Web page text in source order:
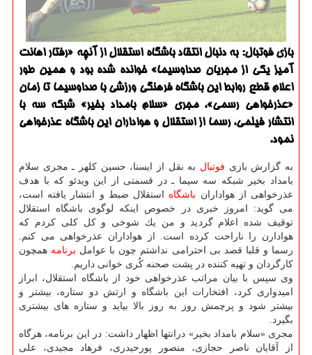
بازی فوتبال: به دنبال انتقاد باشگاه استقلال از آنچه «رفتار اهانت
آمیز یكی از مجریان صداوسیما» خوانده شده بود و همین طور
اعلام قطع روابط این باشگاه فرهنگی ورزشی با صداوسیما تا زمان
«عذرخواهی رسمی»، مجری «سلام بامداد بخیر» شبكه سه با
انتشار فیلمی، رسما از استقلال و هواداران این باشگاه عذرخواهی
نمود.
به گزارش بازی فوتبال به نقل از ایسنا، حسین كلهر ـ مجری سلام
بامداد بخیر شبكه سه سیما ـ در قسمتی از این ویدئو كه با هدف
عذرخواهی از هواداران باشگاه استقلال ضبط و انتشار یافته است،
می گوید: امروز خبری در خصوص اینكه لوگوی باشگاه استقلال
توقیف شده اعلام گردید و من یك شوخی و كل كلی كردم كه
هوادارن را ناراحت كرده است. از هواداران عذرخواهی می كنم.
رسما و قلبا قصد بی احترامی نداشتم چون با عوامل برنامه همچون
كارگردان و تهیه كننده در پشت صحنه كُری خوانی داریم.
وی سپس با بیان مراتب عذرخواهی خود از باشگاه استقلال، ابراز
امیدواری كرد، افتخارات این باشگاه و ارتش دو ستاره، بیشتر و
بیشتر شود و پرچمش روز به روز بالا بیاید و ستاره های بیشتری
بگیرد.
مجری «سلام بامداد بخیر» درانتها اظهار داشت: در این برنامه، هرگاه
از آقایان ناصر حجازی، منصور پورحیدری، فرهاد مجیدی، علی